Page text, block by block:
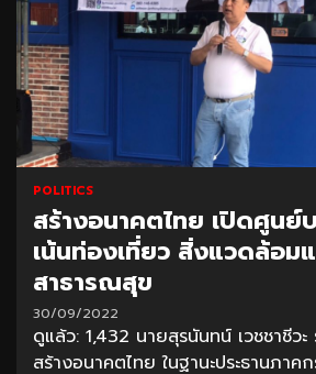
POLITICS
สร้างอนาคตไทย เปิดศูนย์
เน้นท่องเที่ยว สิ่งแวดล้อม
สาธารณสุข
30/09/2022
ดูแล้ว: 1,432 นายสุรนันทน์ เวชชาชีว
สร้างอนาคตไทย ในฐานะประธานภาค